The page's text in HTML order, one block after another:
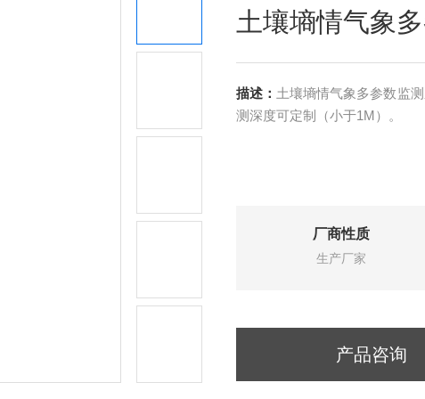
土壤墒情气象
描述： 土壤墒情气象多参数监
测深度可定制（小于1M）。
厂商性质
生产厂家
产品咨询